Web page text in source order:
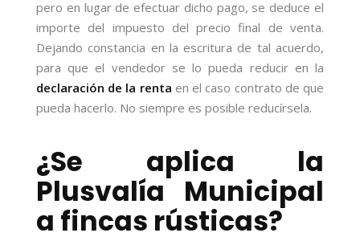
pero en lugar de efectuar dicho pago, se deduce el
importe del impuesto del precio final de venta.
Dejando constancia en la escritura de tal acuerdo,
para que el vendedor se lo pueda reducir en la
declaración de la renta en el caso contrato de que
pueda hacerlo. No siempre es posible reducírsela.
¿Se aplica la
Plusvalía Municipal
a fincas rústicas?